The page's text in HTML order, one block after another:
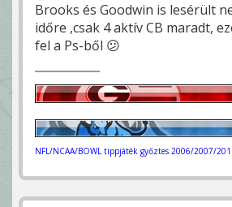
Brooks és Goodwin is lesérült
időre ,csak 4 aktív CB maradt,
fel a Ps-ből 😕
NFL/NCAA/BOWL tippjáték győztes 2006/2007/